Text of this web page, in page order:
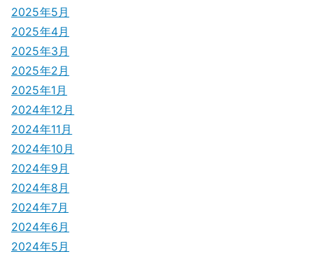
2025年5月
2025年4月
2025年3月
2025年2月
2025年1月
2024年12月
2024年11月
2024年10月
2024年9月
2024年8月
2024年7月
2024年6月
2024年5月